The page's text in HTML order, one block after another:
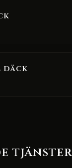
däck
tjänster